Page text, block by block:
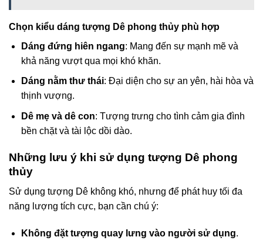
Chọn kiểu dáng tượng Dê phong thủy phù hợp
Dáng đứng hiên ngang: Mang đến sự mạnh mẽ và
khả năng vượt qua mọi khó khăn.
Dáng nằm thư thái: Đại diện cho sự an yên, hài hòa và
thịnh vượng.
Dê mẹ và dê con: Tượng trưng cho tình cảm gia đình
bền chặt và tài lộc dồi dào.
Những lưu ý khi sử dụng tượng Dê phong
thủy
Sử dụng tượng Dê không khó, nhưng để phát huy tối đa
năng lượng tích cực, bạn cần chú ý:
Không đặt tượng quay lưng vào người sử dụng.